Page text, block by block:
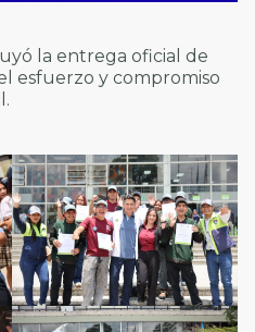
la entrega oficial de
esfuerzo y compromiso